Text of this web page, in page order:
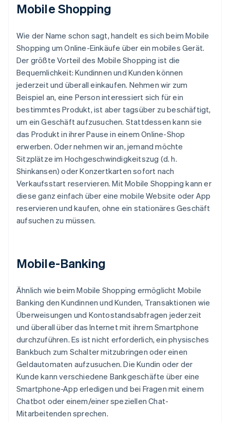
Mobile Shopping
Wie der Name schon sagt, handelt es sich beim Mobile
Shopping um Online-Einkäufe über ein mobiles Gerät.
Der größte Vorteil des Mobile Shopping ist die
Bequemlichkeit: Kundinnen und Kunden können
jederzeit und überall einkaufen. Nehmen wir zum
Beispiel an, eine Person interessiert sich für ein
bestimmtes Produkt, ist aber tagsüber zu beschäftigt,
um ein Geschäft aufzusuchen. Stattdessen kann sie
das Produkt in ihrer Pause in einem Online-Shop
erwerben. Oder nehmen wir an, jemand möchte
Sitzplätze im Hochgeschwindigkeitszug (d. h.
Shinkansen) oder Konzertkarten sofort nach
Verkaufsstart reservieren. Mit Mobile Shopping kann er
diese ganz einfach über eine mobile Website oder App
reservieren und kaufen, ohne ein stationäres Geschäft
aufsuchen zu müssen.
Mobile-Banking
Ähnlich wie beim Mobile Shopping ermöglicht Mobile
Banking den Kundinnen und Kunden, Transaktionen wie
Überweisungen und Kontostandsabfragen jederzeit
und überall über das Internet mit ihrem Smartphone
durchzuführen. Es ist nicht erforderlich, ein physisches
Bankbuch zum Schalter mitzubringen oder einen
Geldautomaten aufzusuchen. Die Kundin oder der
Kunde kann verschiedene Bankgeschäfte über eine
Smartphone-App erledigen und bei Fragen mit einem
Chatbot oder einem/einer speziellen Chat-
Mitarbeitenden sprechen.